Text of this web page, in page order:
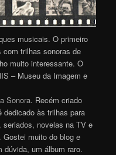
musicais. O primeiro
trilhas sonoras de
muito interessante. O
– Museu da Imagem e
Sonora. Recém criado
dedicado às trilhas para
novelas na TV e
muito do blog e
dúvida, um álbum raro.